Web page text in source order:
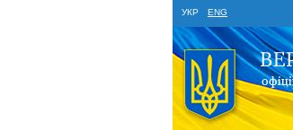
УКР ENG